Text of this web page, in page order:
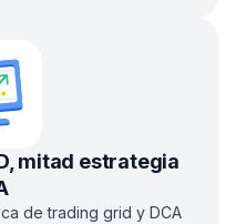
mitad estrategia
de trading grid y DCA